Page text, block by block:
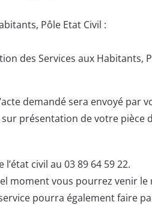
Pôle Etat Civil :
des Services aux Habitants,
demandé sera envoyé par
présentation de votre pièce
civil au 03 89 64 59 22.
moment vous pourrez venir le
pourra également faire